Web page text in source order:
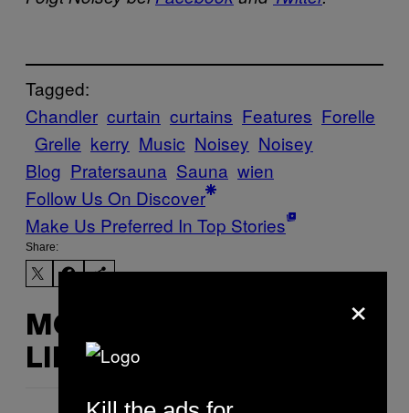
Tagged:
Chandler curtain curtains Features Forelle
Grelle kerry Music Noisey Noisey
Blog Pratersauna Sauna wien
Follow Us On Discover
Make Us Preferred In Top Stories
Share:
MORE
LIKE THIS
×